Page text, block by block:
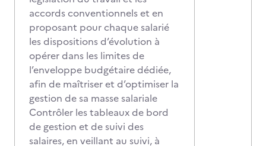
accords conventionnels et en
proposant pour chaque salarié
les dispositions d’évolution à
opérer dans les limites de
l’enveloppe budgétaire dédiée,
afin de maîtriser et d’optimiser la
gestion de sa masse salariale
Contrôler les tableaux de bord
de gestion et de suivi des
salaires, en veillant au suivi, à